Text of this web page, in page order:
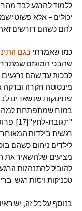
ללמוד להרגע לבד
יכולים – אלא פשוט
להם כשהם דורשים
כמו שאמרתי בגם
שהבכי המוגזם
לבכות עד שהם נרגעים
מינסוטה חקרה
שתינוקות שנשארים
במוח שמתפתחת למה
רגשית בילדות
לילדים ניחום כשהם
מציעים שלהשאיר את
להוביל להתנהגות
טכניקות ויסות רגשי
בנוסף על כל זה, יש